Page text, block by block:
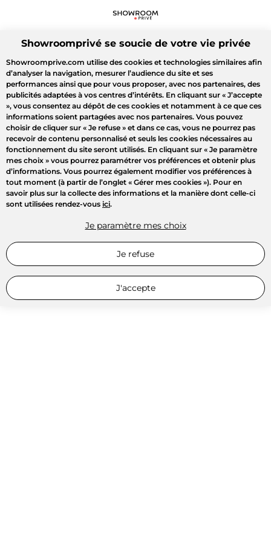
Showroomprivé se soucie de votre vie privée
Showroomprive.com utilise des cookies et technologies similaires afin
d’analyser la navigation, mesurer l’audience du site et ses
performances ainsi que pour vous proposer, avec nos partenaires, des
publicités adaptées à vos centres d’intérêts. En cliquant sur « J’accepte
», vous consentez au dépôt de ces cookies et notamment à ce que ces
informations soient partagées avec nos partenaires. Vous pouvez
choisir de cliquer sur « Je refuse » et dans ce cas, vous ne pourrez pas
recevoir de contenu personnalisé et seuls les cookies nécessaires au
fonctionnement du site seront utilisés. En cliquant sur « Je paramètre
mes choix » vous pourrez paramétrer vos préférences et obtenir plus
d’informations. Vous pourrez également modifier vos préférences à
tout moment (à partir de l’onglet « Gérer mes cookies »). Pour en
savoir plus sur la collecte des informations et la manière dont celle-ci
sont utilisées rendez-vous ici.
Je paramètre mes choix
Je refuse
J'accepte